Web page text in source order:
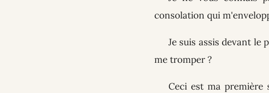
consolation qui
Je suis assis devant le
me tromper ?
Ceci est ma première